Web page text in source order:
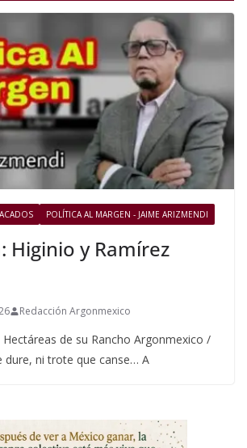
POLÍTICA AL MARGEN - JAIME ARIZMENDI
Higinio y Ramírez
Redacción Argonmexico
de su Rancho Argonmexico /
dure, ni trote que canse… A